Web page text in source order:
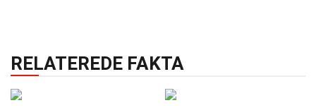
RELATEREDE FAKTA